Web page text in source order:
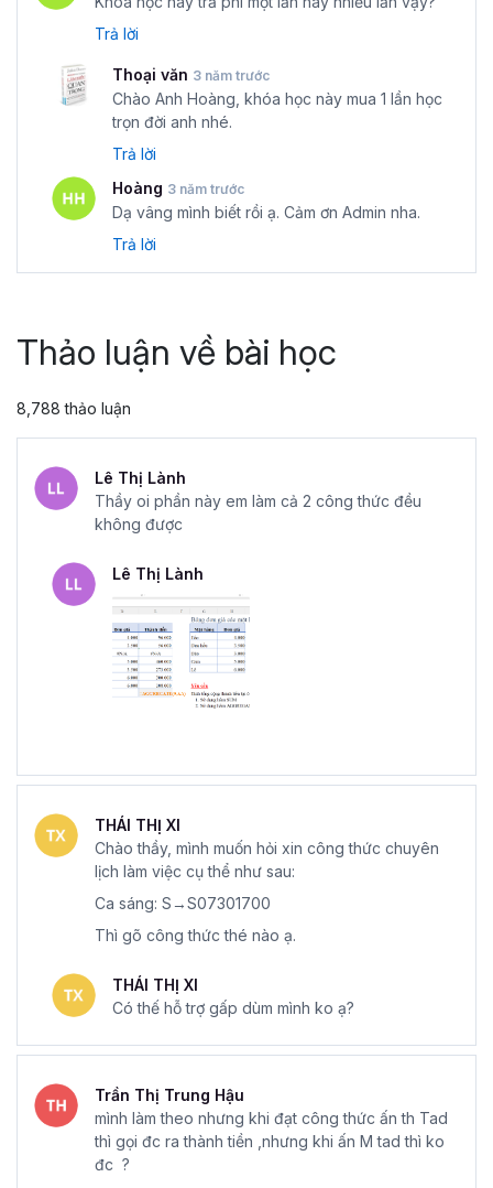
Trả lời
Thoại văn 3 năm trước
Chào Anh Hoàng, khóa học này mua 1 lần học
trọn đời anh nhé.
Trả lời
Hoàng 3 năm trước
Dạ vâng mình biết rồi ạ. Cảm ơn Admin nha.
Trả lời
Thảo luận về bài học
8,788 thảo luận
Lê Thị Lành
Thầy oi phần này em làm cả 2 công thức đều
không được
Lê Thị Lành
THÁI THỊ XI
Chào thầy, mình muốn hỏi xin công thức chuyên
lịch làm việc cụ thể như sau:
Ca sáng: S→S07301700
Thì gõ công thức thé nào ạ.
THÁI THỊ XI
Có thế hỗ trợ gấp dùm mình ko ạ?
Trần Thị Trung Hậu
mình làm theo nhưng khi đạt công thức ấn th Tad
thì gọi đc ra thành tiền ,nhưng khi ấn M tad thì ko
đc ?